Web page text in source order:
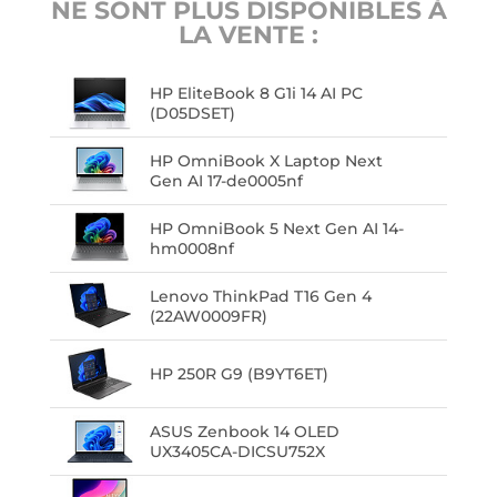
NE SONT PLUS DISPONIBLES À
LA VENTE :
HP EliteBook 8 G1i 14 AI PC
(D05DSET)
HP OmniBook X Laptop Next
Gen AI 17-de0005nf
HP OmniBook 5 Next Gen AI 14-
hm0008nf
Lenovo ThinkPad T16 Gen 4
(22AW0009FR)
HP 250R G9 (B9YT6ET)
ASUS Zenbook 14 OLED
UX3405CA-DICSU752X